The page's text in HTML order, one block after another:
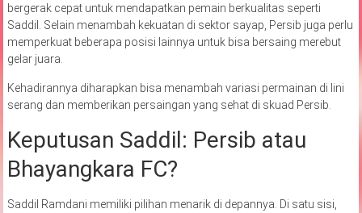
bergerak cepat untuk mendapatkan pemain berkualitas seperti
Saddil. Selain menambah kekuatan di sektor sayap, Persib juga perlu
memperkuat beberapa posisi lainnya untuk bisa bersaing merebut
gelar juara.
Kehadirannya diharapkan bisa menambah variasi permainan di lini
serang dan memberikan persaingan yang sehat di skuad Persib.
Keputusan Saddil: Persib atau
Bhayangkara FC?
Saddil Ramdani memiliki pilihan menarik di depannya. Di satu sisi,